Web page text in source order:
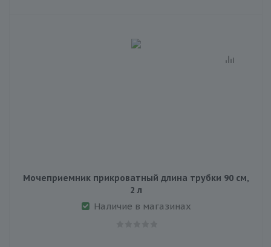
Мочеприемник прикроватный длина трубки 90 см,
2 л
Наличие в магазинах